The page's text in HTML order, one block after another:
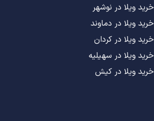
خرید ویلا در نوشهر
خرید ویلا در دماوند
خرید ویلا در کردان
خرید ویلا در سهیلیه
خرید ویلا در کیش